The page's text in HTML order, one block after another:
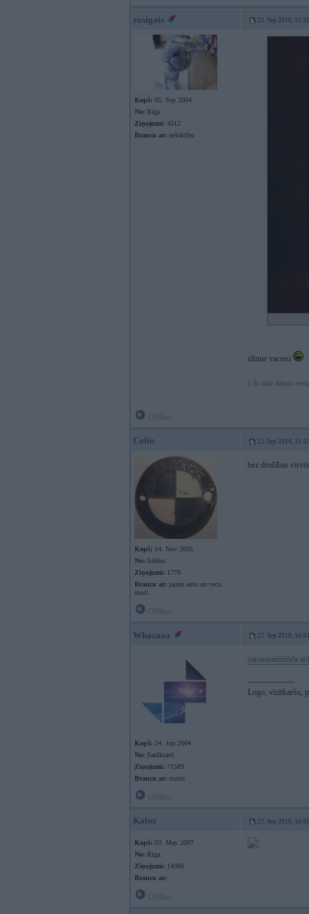
rosigais 22. Sep 2010,
Kopš: 05. Sep 2004
No: Rīga
Ziņojumi: 4512
Braucu ar: nekārtību
slimie vaciesi
[ Šo ziņu laboja
Colin 22. Sep 2010,
Kopš: 14. Nov 2005
No: Saldus
Ziņojumi: 1770
Braucu ar: jaunu auto un vecu
moci
bez drošības
Whazaaa 22. Sep 2010,
Kopš: 24. Jun 2004
No: Saulkrasti
Ziņojumi: 71589
Braucu ar: metro
sauauauūūūūda
-----------------
Logo, vizītkaršu,
Kalnz 22. Sep 2010,
Kopš: 03. May 2007
No: Rīga
Ziņojumi: 14366
Braucu ar: